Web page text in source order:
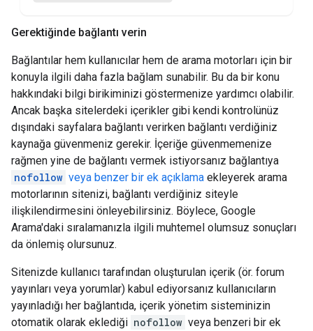
Gerektiğinde bağlantı verin
Bağlantılar hem kullanıcılar hem de arama motorları için bir
konuyla ilgili daha fazla bağlam sunabilir. Bu da bir konu
hakkındaki bilgi birikiminizi göstermenize yardımcı olabilir.
Ancak başka sitelerdeki içerikler gibi kendi kontrolünüz
dışındaki sayfalara bağlantı verirken bağlantı verdiğiniz
kaynağa güvenmeniz gerekir. İçeriğe güvenmemenize
rağmen yine de bağlantı vermek istiyorsanız bağlantıya
nofollow veya benzer bir ek açıklama ekleyerek arama
motorlarının sitenizi, bağlantı verdiğiniz siteyle
ilişkilendirmesini önleyebilirsiniz. Böylece, Google
Arama'daki sıralamanızla ilgili muhtemel olumsuz sonuçları
da önlemiş olursunuz.
Sitenizde kullanıcı tarafından oluşturulan içerik (ör. forum
yayınları veya yorumlar) kabul ediyorsanız kullanıcıların
yayınladığı her bağlantıda, içerik yönetim sisteminizin
otomatik olarak eklediği nofollow veya benzeri bir ek